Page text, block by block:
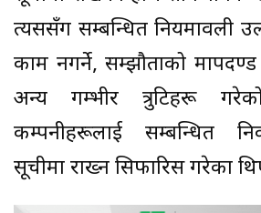
त्यससँग सम्बन्धित नियमावली
काम नगर्ने, सम्झौताको
अन्य गम्भीर त्रुटिहरू
कम्पनीहरूलाई सम्बन्धित
सूचीमा राख्न सिफारिस गरेका